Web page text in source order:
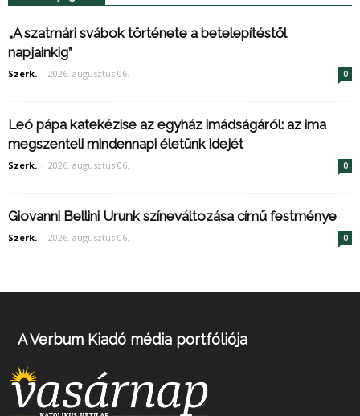
„A szatmári svábok története a betelepítéstől
napjainkig”
Szerk. - 2026. augusztus 06. 0
Leó pápa katekézise az egyház imádságáról: az ima
megszenteli mindennapi életünk idejét
Szerk. - 2026. augusztus 06. 0
Giovanni Bellini Urunk színeváltozása című festménye
Szerk. - 2026. augusztus 06. 0
A Verbum Kiadó média portfóliója